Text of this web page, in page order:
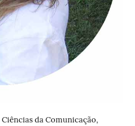
da Comunicação,